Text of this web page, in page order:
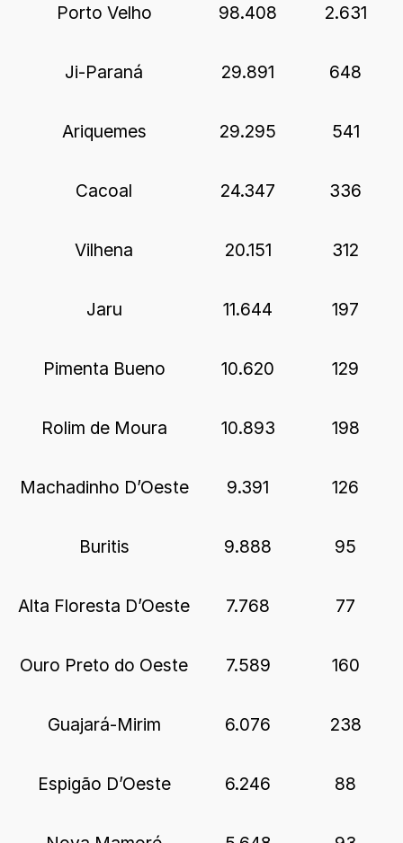
Porto Velho 98.408 2.631
Ji-Paraná 29.891 648
Ariquemes 29.295 541
Cacoal 24.347 336
Vilhena 20.151 312
Jaru 11.644 197
Pimenta Bueno 10.620 129
Rolim de Moura 10.893 198
Machadinho D’Oeste 9.391 126
Buritis 9.888 95
Alta Floresta D’Oeste 7.768 77
Ouro Preto do Oeste 7.589 160
Guajará-Mirim 6.076 238
Espigão D’Oeste 6.246 88